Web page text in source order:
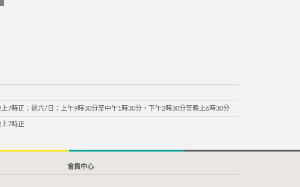
7時正；週六/日：上午9時30分至中午1時30分，下午2時30分至晚上6時30分
7時正
會員中心